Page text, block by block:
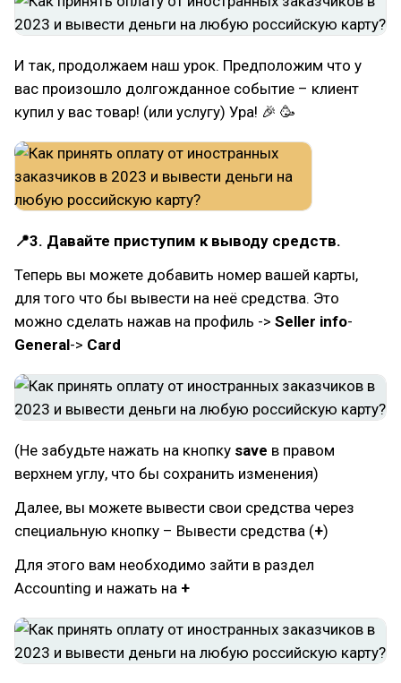
И так, продолжаем наш урок. Предположим что у
вас произошло долгожданное событие – клиент
купил у вас товар! (или услугу) Ура! 🎉 🥳
📍3. Давайте приступим к выводу средств.
Теперь вы можете добавить номер вашей карты,
для того что бы вывести на неё средства. Это
можно сделать нажав на профиль -> Seller info-
General-> Card
(Не забудьте нажать на кнопку save в правом
верхнем углу, что бы сохранить изменения)
Далее, вы можете вывести свои средства через
специальную кнопку – Вывести средства (+)
Для этого вам необходимо зайти в раздел
Accounting и нажать на +